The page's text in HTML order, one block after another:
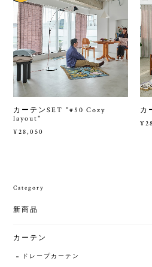
カーテンSET "#50 Cozy
layout"
¥28,050
カ
Category
新商品
カーテン
ドレープカーテン